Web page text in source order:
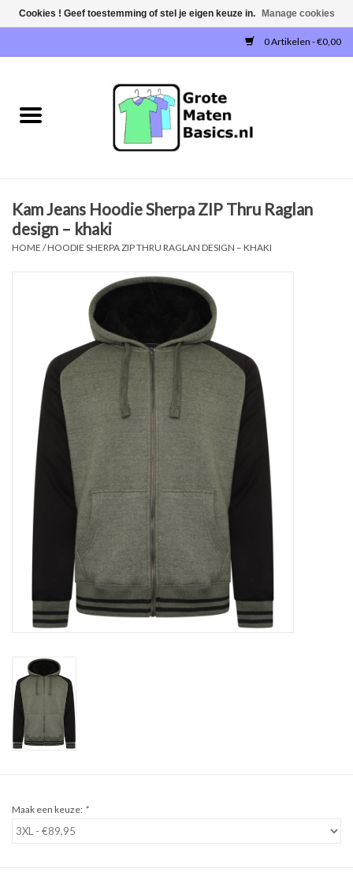
0 Artikelen - €0,00
NIEUW!
SWEATERS / SWEATVESTEN
POLOSHIRTS
JOGGINGBROEKEN
OVERHEMDEN
ONDERGOED
BROEKEN / SHORTS
BODYWARMERS
DENIM / SPIJKERGOED
JACKS / JASSEN
WERKKLEDING
OVERIG
Kam Jeans Hoodie Sherpa ZIP Thru Raglan
design – khaki
HOME /HOODIE SHERPA ZIP THRU RAGLAN DESIGN – KHAKI
Maak een keuze: *
Cookies ! Geef toestemming of stel je eigen keuze in. Manage cookies